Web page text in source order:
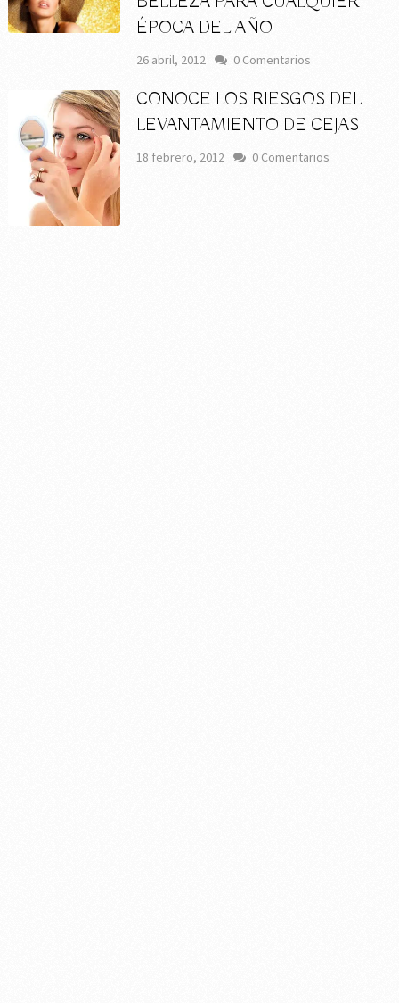
ÉPOCA DEL AÑO
26 abril, 2012 0 Comentarios
CONOCE LOS RIESGOS DEL
LEVANTAMIENTO DE CEJAS
18 febrero, 2012 0 Comentarios